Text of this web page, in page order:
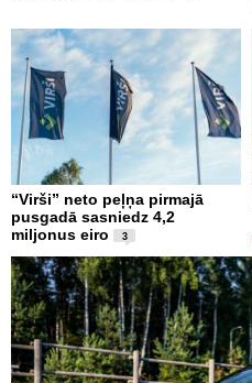
“Virši” neto peļņa pirmajā
pusgadā sasniedz 4,2
miljonus eiro
3